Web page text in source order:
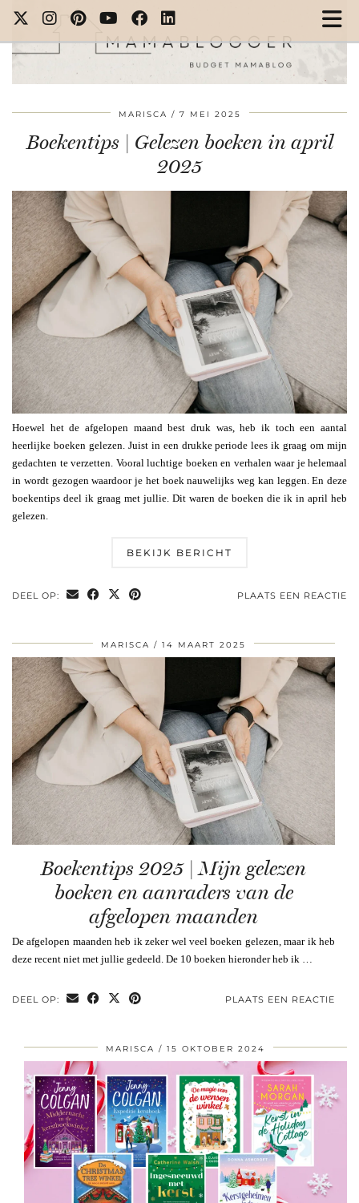
MARISCA 7 MEI 2025
Boekentips | Gelezen boeken in april
2025
Hoewel het de afgelopen maand best druk was, heb ik toch een aantal
heerlijke boeken gelezen. Juist in een drukke periode lees ik graag om mijn
gedachten te verzetten. Vooral luchtige boeken en verhalen waar je helemaal
in wordt gezogen waardoor je het boek nauwelijks weg kan leggen. En deze
boekentips deel ik graag met jullie. Dit waren de boeken die ik in april heb
gelezen.
BEKIJK BERICHT
DEEL OP: PLAATS EEN REACTIE
MARISCA 14 MAART 2025
Boekentips 2025 | Mijn gelezen
boeken en aanraders van de
afgelopen maanden
De afgelopen maanden heb ik zeker wel veel boeken gelezen, maar ik heb
deze recent niet met jullie gedeeld. De 10 boeken hieronder heb ik …
DEEL OP: PLAATS EEN REACTIE
MARISCA 15 OKTOBER 2024